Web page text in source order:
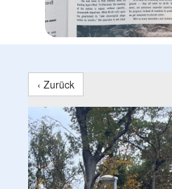
‹ Zurück